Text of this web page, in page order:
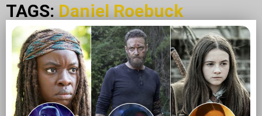
TAGS: Daniel Roebuck